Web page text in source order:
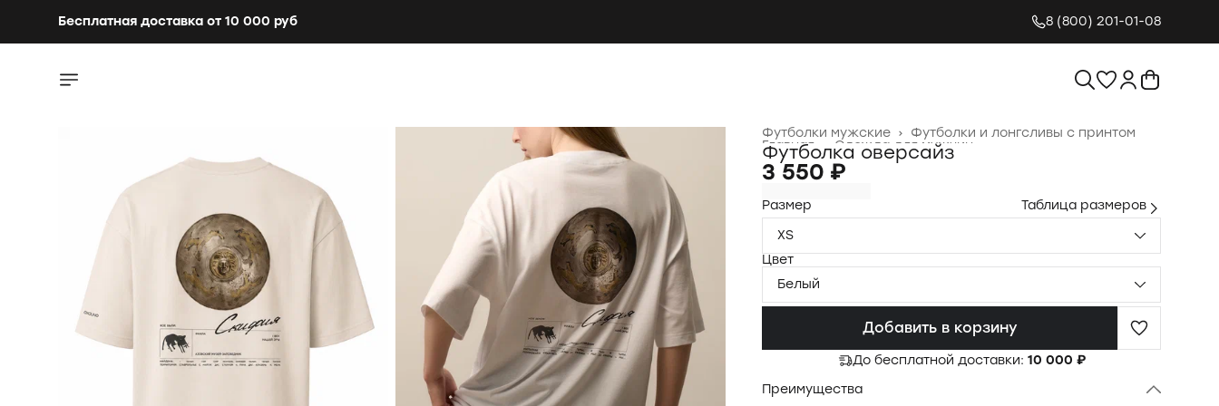
Бесплатная доставка от 10 000 руб 8 (800) 201-01-08
Футболки и лонгсливы с принтом
Футболки мужские ›
Одежда для мужчин
Главная ›
Футболка оверсайз
3 550 ₽
Размер
Таблица размеров
XS
Цвет
Белый
Добавить в корзину
До бесплатной доставки: 10 000 ₽
Преимущества